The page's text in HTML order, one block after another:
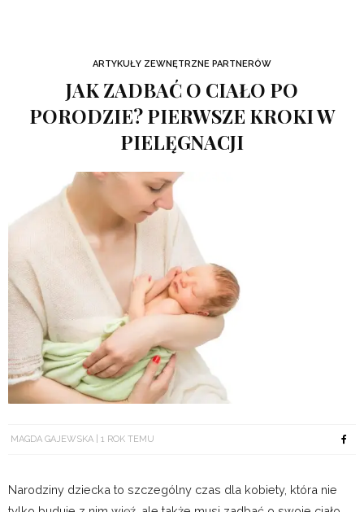
ARTYKUŁY ZEWNĘTRZNE PARTNERÓW
JAK ZADBAĆ O CIAŁO PO
PORODZIE? PIERWSZE KROKI W
PIELĘGNACJI
MAGDA GAJEWSKA 1 ROK TEMU
Narodziny dziecka to szczególny czas dla kobiety, która nie